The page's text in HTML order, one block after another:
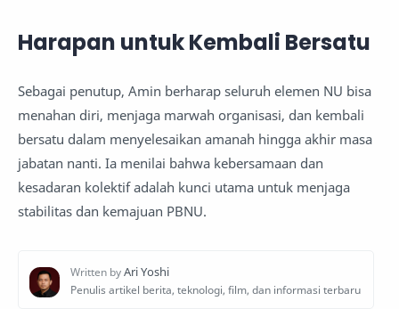
Harapan untuk Kembali Bersatu
Sebagai penutup, Amin berharap seluruh elemen NU bisa
menahan diri, menjaga marwah organisasi, dan kembali
bersatu dalam menyelesaikan amanah hingga akhir masa
jabatan nanti. Ia menilai bahwa kebersamaan dan
kesadaran kolektif adalah kunci utama untuk menjaga
stabilitas dan kemajuan PBNU.